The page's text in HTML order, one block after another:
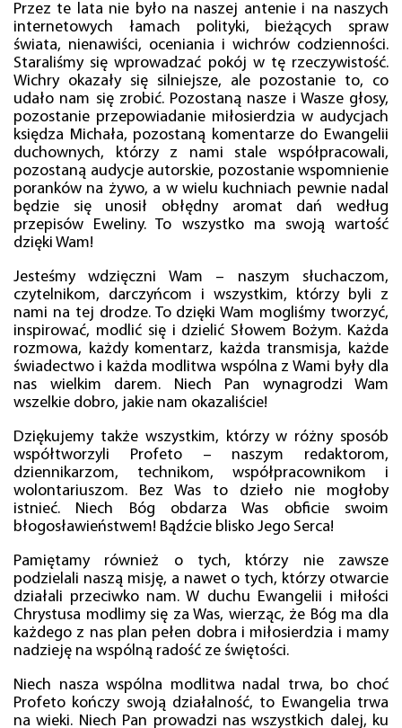
Przez te lata nie było na naszej antenie i na naszych
internetowych łamach polityki, bieżących spraw
świata, nienawiści, oceniania i wichrów codzienności.
Staraliśmy się wprowadzać pokój w tę rzeczywistość.
Wichry okazały się silniejsze, ale pozostanie to, co
udało nam się zrobić. Pozostaną nasze i Wasze głosy,
pozostanie przepowiadanie miłosierdzia w audycjach
księdza Michała, pozostaną komentarze do Ewangelii
duchownych, którzy z nami stale współpracowali,
pozostaną audycje autorskie, pozostanie wspomnienie
poranków na żywo, a w wielu kuchniach pewnie nadal
będzie się unosił obłędny aromat dań według
przepisów Eweliny. To wszystko ma swoją wartość
dzięki Wam!
Jesteśmy wdzięczni Wam – naszym słuchaczom,
czytelnikom, darczyńcom i wszystkim, którzy byli z
nami na tej drodze. To dzięki Wam mogliśmy tworzyć,
inspirować, modlić się i dzielić Słowem Bożym. Każda
rozmowa, każdy komentarz, każda transmisja, każde
świadectwo i każda modlitwa wspólna z Wami były dla
nas wielkim darem. Niech Pan wynagrodzi Wam
wszelkie dobro, jakie nam okazaliście!
Dziękujemy także wszystkim, którzy w różny sposób
współtworzyli Profeto – naszym redaktorom,
dziennikarzom, technikom, współpracownikom i
wolontariuszom. Bez Was to dzieło nie mogłoby
istnieć. Niech Bóg obdarza Was obficie swoim
błogosławieństwem! Bądźcie blisko Jego Serca!
Pamiętamy również o tych, którzy nie zawsze
podzielali naszą misję, a nawet o tych, którzy otwarcie
działali przeciwko nam. W duchu Ewangelii i miłości
Chrystusa modlimy się za Was, wierząc, że Bóg ma dla
każdego z nas plan pełen dobra i miłosierdzia i mamy
nadzieję na wspólną radość ze świętości.
Niech nasza wspólna modlitwa nadal trwa, bo choć
Profeto kończy swoją działalność, to Ewangelia trwa
na wieki. Niech Pan prowadzi nas wszystkich dalej, ku